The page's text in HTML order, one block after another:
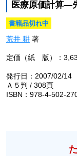
医療原価計算―
書籍品切れ中
荒井 耕著
定価（紙 版）：
発行日：2007/02/14
Ａ５判 / 308頁
ISBN：978-4-502-